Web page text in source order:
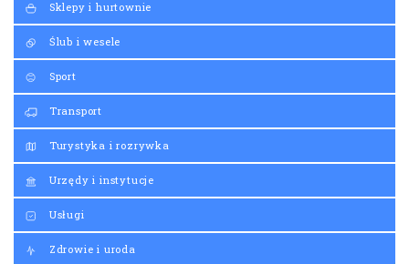
Sklepy i hurtownie
Ślub i wesele
Sport
Transport
Turystyka i rozrywka
Urzędy i instytucje
Usługi
Zdrowie i uroda